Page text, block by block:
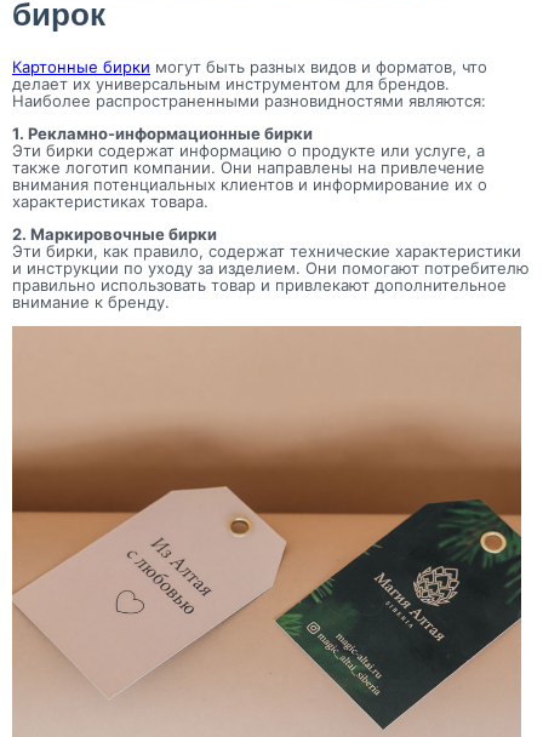
бирок
Картонные бирки могут быть разных видов и форматов, что
делает их универсальным инструментом для брендов.
Наиболее распространенными разновидностями являются:
1. Рекламно-информационные бирки
Эти бирки содержат информацию о продукте или услуге, а
также логотип компании. Они направлены на привлечение
внимания потенциальных клиентов и информирование их о
характеристиках товара.
2. Маркировочные бирки
Эти бирки, как правило, содержат технические характеристики
и инструкции по уходу за изделием. Они помогают потребителю
правильно использовать товар и привлекают дополнительное
внимание к бренду.